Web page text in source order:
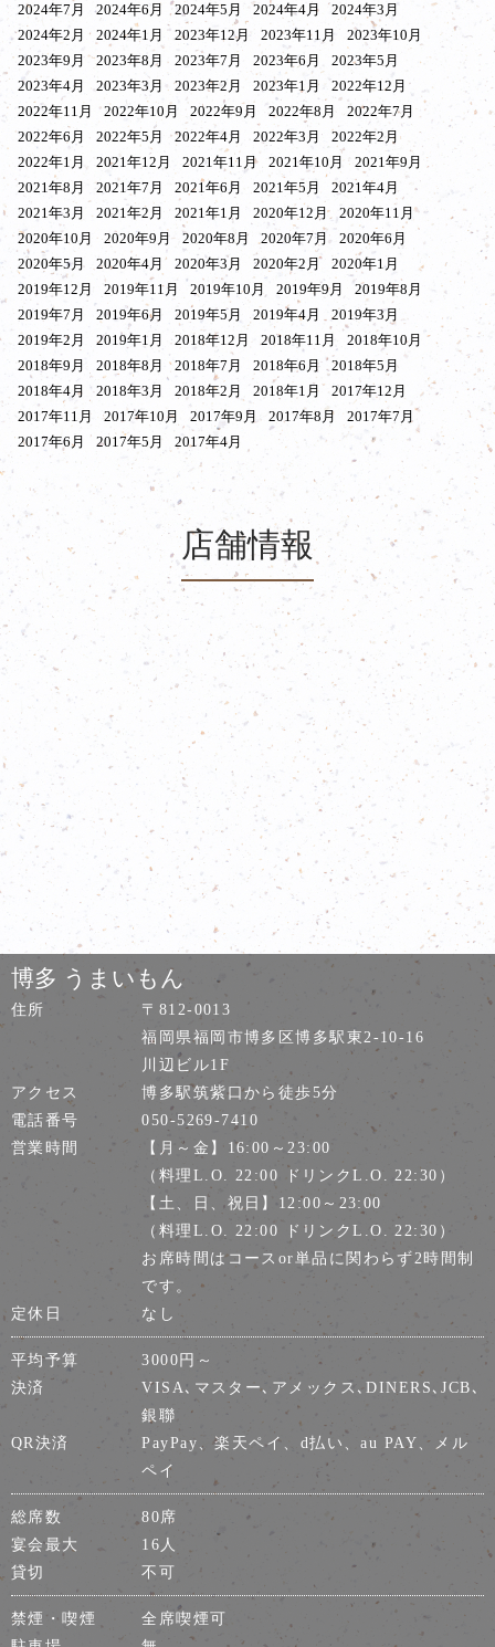
2024年7月
2024年6月 2024年5月 2024年4月
2024年3月
2024年2月
2024年1月 2023年12月 2023年11月
2023年10月
2023年9月
2023年8月 2023年7月 2023年6月
2023年5月
2023年4月
2023年3月 2023年2月 2023年1月
2022年12月
2022年11月
2022年10月 2022年9月 2022年8月
2022年7月
2022年6月
2022年5月 2022年4月 2022年3月
2022年2月
2022年1月
2021年12月 2021年11月 2021年10月
2021年9月
2021年8月
2021年7月 2021年6月 2021年5月
2021年4月
2021年3月
2021年2月 2021年1月 2020年12月
2020年11月
2020年10月
2020年9月 2020年8月 2020年7月
2020年6月
2020年5月
2020年4月 2020年3月 2020年2月
2020年1月
2019年12月
2019年11月 2019年10月 2019年9月
2019年8月
2019年7月
2019年6月 2019年5月 2019年4月
2019年3月
2019年2月
2019年1月 2018年12月 2018年11月
2018年10月
2018年9月
2018年8月 2018年7月 2018年6月
2018年5月
2018年4月
2018年3月 2018年2月 2018年1月
2017年12月
2017年11月
2017年10月 2017年9月 2017年8月
2017年7月
2017年6月
2017年5月 2017年4月
店舗情報
博多 うまいもん
住所
〒812-0013
福岡県福岡市博多区博多駅東2-10-16
川辺ビル1F
アクセス
博多駅筑紫口から徒歩5分
電話番号
050-5269-7410
営業時間
【月～金】16:00～23:00
（料理L.O. 22:00 ドリンクL.O. 22:30）
【土、日、祝日】12:00～23:00
（料理L.O. 22:00 ドリンクL.O. 22:30）
お席時間はコースor単品に関わらず2時間制
です。
定休日
なし
平均予算
3000円～
決済
VISA､マスター､アメックス､DINERS､JCB､
銀聯
QR決済
PayPay、楽天ペイ、d払い、au PAY、メル
ペイ
総席数
80席
宴会最大
16人
貸切
不可
禁煙・喫煙
全席喫煙可